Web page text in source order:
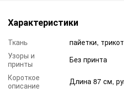
Характеристики
Ткань
пайетки,
Узоры и
принты
Без принта
Короткое
описание
Длина 87 см,